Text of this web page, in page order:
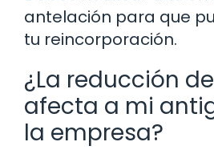
antelación para que
tu reincorporación.
¿La reducción
afecta a mi
la empresa?